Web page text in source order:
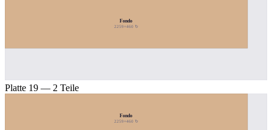
Fondo
2259×460 ↻
Platte 19 — 2 Teile
Fondo
2259×460 ↻